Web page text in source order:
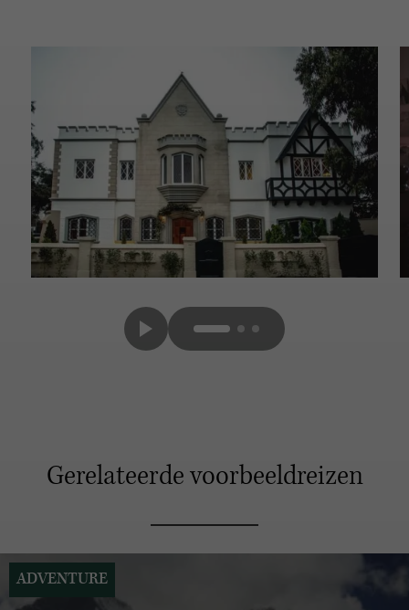
Gerelateerde voorbeeldreizen
ADVENTURE